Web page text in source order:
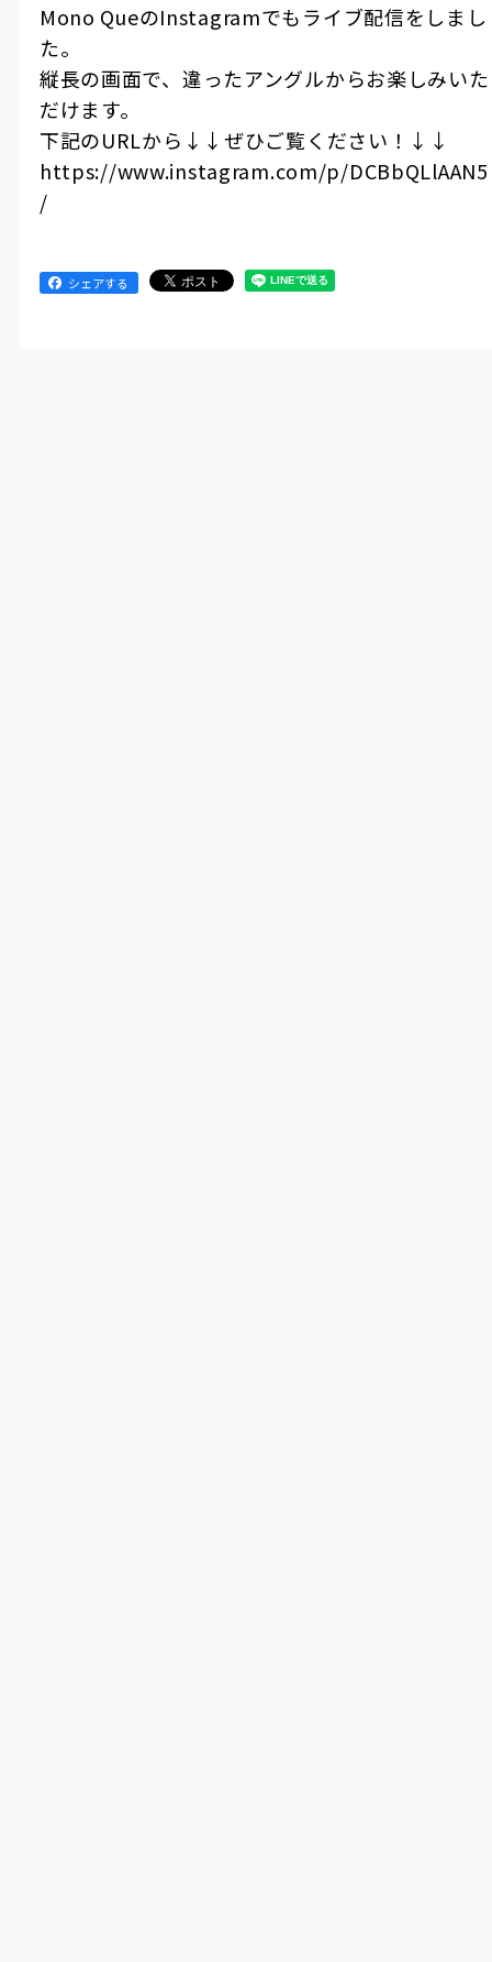
Mono QueのInstagramでもライブ配信をしまし
た。
縦長の画面で、違ったアングルからお楽しみいた
だけます。
下記のURLから↓↓ぜひご覧ください！↓↓
https://www.instagram.com/p/DCBbQLlAAN5
/
シェアする